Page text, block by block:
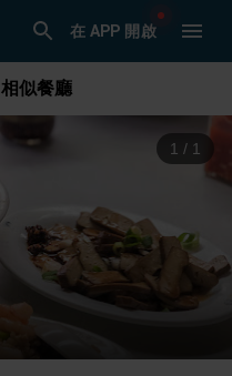
在 APP 開啟
相似餐廳
1 / 1